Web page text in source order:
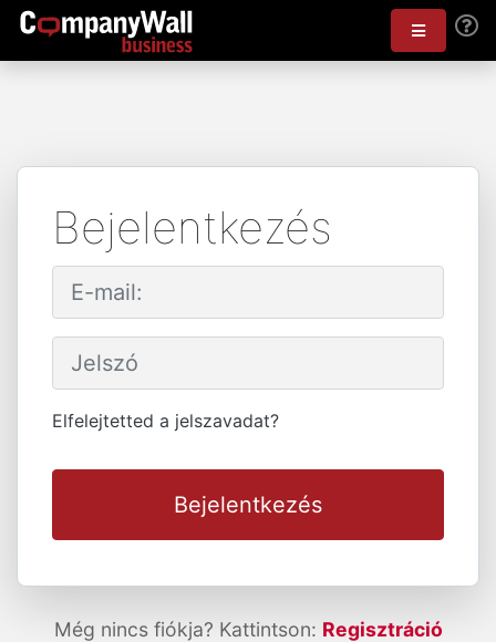
Bejelentkezés
Elfelejtetted a jelszavadat?
Bejelentkezés
Még nincs fiókja? Kattintson: Regisztráció